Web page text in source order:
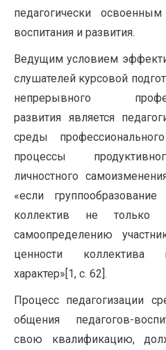
педагогически
воспитания и развития.
Ведущим условием
слушателей курсовой
непрерывного
развития является
среды
процессы
личностного
«если
коллектив не только
самоопределению
ценности коллектива
характер»[1, с. 62].
Процесс педагогизации
общения педагогов-
свою квалификацию,